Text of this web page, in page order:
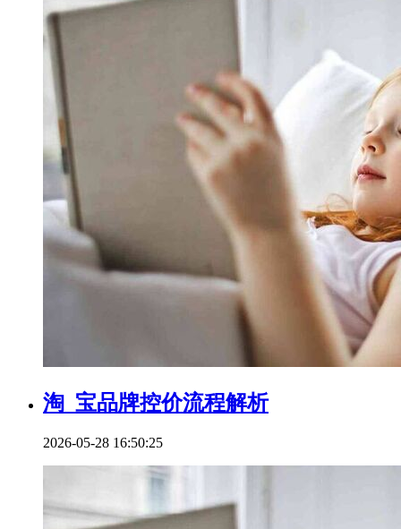
淘_宝品牌控价流程解析
2026-05-28 16:50:25